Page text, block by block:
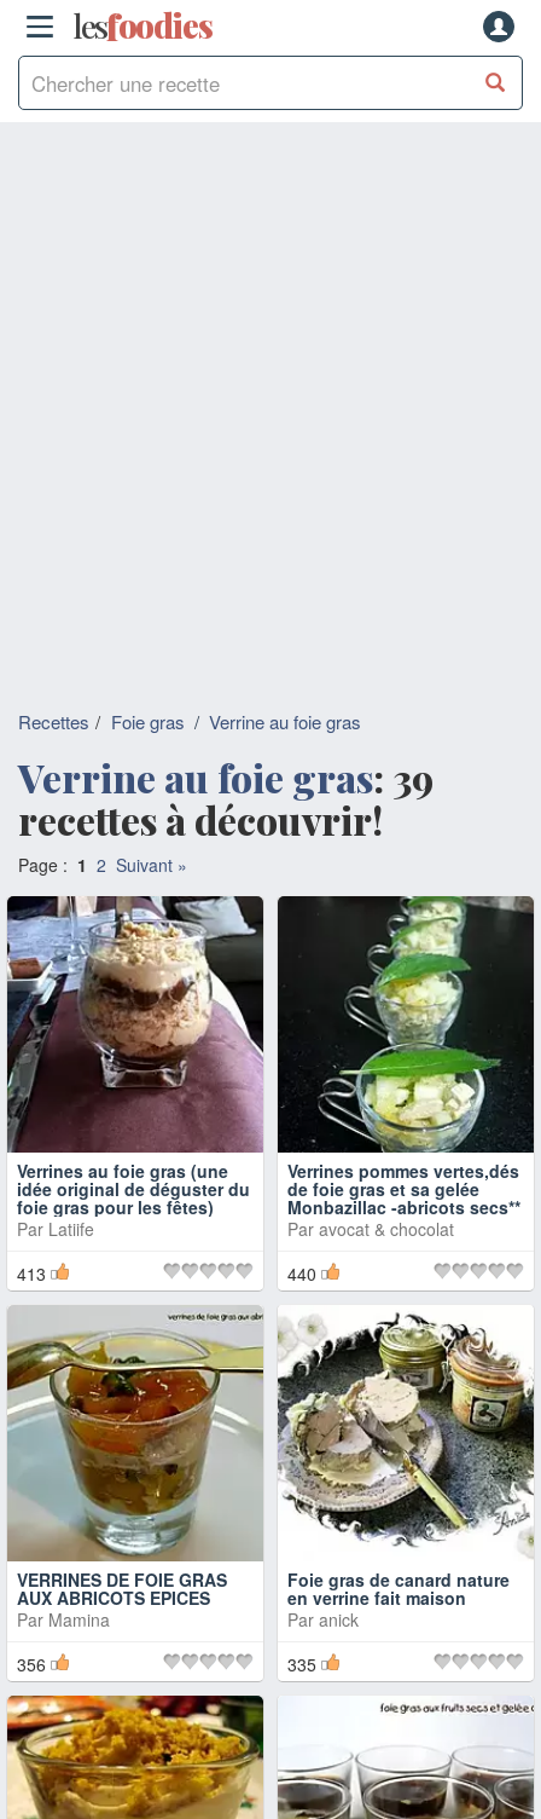
lesfoodies
Recettes Foie gras / Verrine au foie gras
Verrine au foie gras: 39
recettes à découvrir!
Page : 1 2 Suivant »
Verrines au foie gras (une
idée original de déguster du
foie gras pour les fêtes)
Par Latiife
413
Verrines pommes vertes,dés
de foie gras et sa gelée
Monbazillac -abricots secs**
Par avocat & chocolat
440
VERRINES DE FOIE GRAS
AUX ABRICOTS EPICES
Par Mamina
356
Foie gras de canard nature
en verrine fait maison
Par anick
335